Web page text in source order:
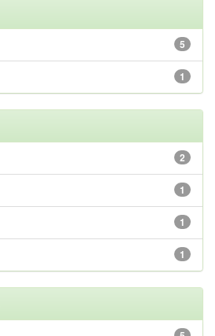
5
1
2
1
1
1